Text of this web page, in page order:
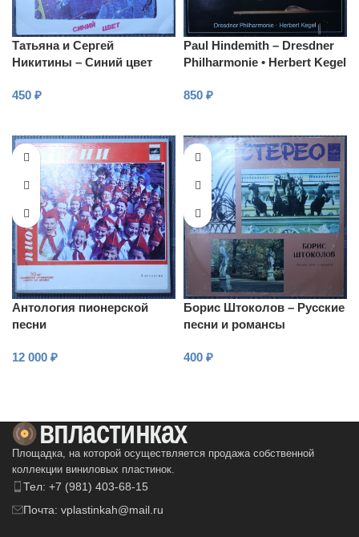
Татьяна и Сергей
Никитины – Синий цвет
450 ₽
Paul Hindemith – Dresdner
Philharmonie • Herbert Kegel
serena
850 ₽
Антология пионерской
песни
12 000 ₽
Борис Штоколов – Русские
песни и романсы
400 ₽
Площадка, на которой осуществляется продажа собственной
коллекции виниловых пластинок.
Тел: +7 (981) 403-68-15
Почта: vplastinkah@mail.ru